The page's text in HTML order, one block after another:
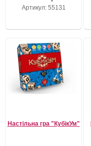
Артикул: 55131
Настільна гра "КубікУм"